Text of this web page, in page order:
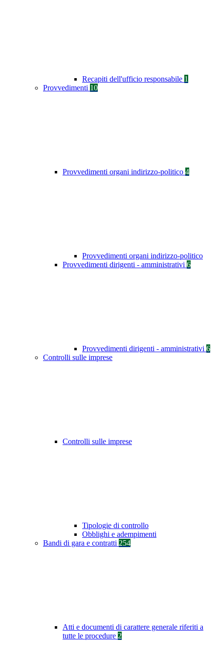
Recapiti dell'ufficio responsabile 1
Provvedimenti 10
Provvedimenti organi indirizzo-politico 4
Provvedimenti organi indirizzo-politico
Provvedimenti dirigenti - amministrativi 6
Provvedimenti dirigenti - amministrativi 6
Controlli sulle imprese
Controlli sulle imprese
Tipologie di controllo
Obblighi e adempimenti
Bandi di gara e contratti 254
Atti e documenti di carattere generale riferiti a
tutte le procedure 2